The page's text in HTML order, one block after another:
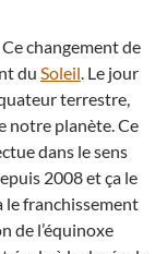
Ce changement de
du Soleil. Le jour
terrestre,
notre planète. Ce
dans le sens
2008 et ça le
le franchissement
de l’équinoxe